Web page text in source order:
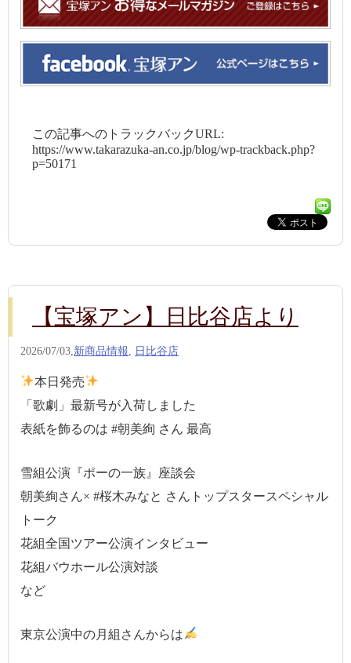
この記事へのトラックバックURL:
https://www.takarazuka-an.co.jp/blog/wp-trackback.php?
p=50171
【宝塚アン】日比谷店より
2026/07/03, 新商品情報 日比谷店
本日発売
「歌劇」最新号が入荷しました
表紙を飾るのは #朝美絢 さん 最高
雪組公演『ポーの一族』座談会
朝美絢さん× #桜木みなと さんトップスタースペシャル
トーク
花組全国ツアー公演インタビュー
花組バウホール公演対談
など
東京公演中の月組さんからは